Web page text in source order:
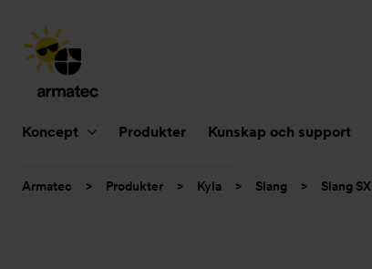
Koncept Produkter Kunskap och support
Du
Armatec > Produkter > Kyla > Slang > Slang SX